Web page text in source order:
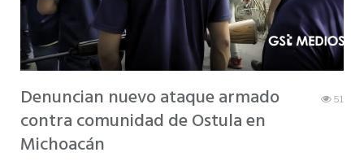
Denuncian nuevo ataque armado
contra comunidad de Ostula en
Michoacán
51